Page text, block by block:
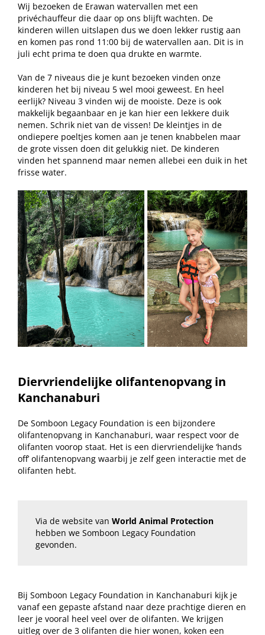
Wij bezoeken de Erawan watervallen met een
privéchauffeur die daar op ons blijft wachten. De
kinderen willen uitslapen dus we doen lekker rustig aan
en komen pas rond 11:00 bij de watervallen aan. Dit is in
juli echt prima te doen qua drukte en warmte.
Van de 7 niveaus die je kunt bezoeken vinden onze
kinderen het bij niveau 5 wel mooi geweest. En heel
eerlijk? Niveau 3 vinden wij de mooiste. Deze is ook
makkelijk begaanbaar en je kan hier een lekkere duik
nemen. Schrik niet van de vissen! De kleintjes in de
ondiepere poeltjes komen aan je tenen knabbelen maar
de grote vissen doen dit gelukkig niet. De kinderen
vinden het spannend maar nemen allebei een duik in het
frisse water.
Diervriendelijke olifantenopvang in
Kanchanaburi
De Somboon Legacy Foundation is een bijzondere
olifantenopvang in Kanchanaburi, waar respect voor de
olifanten voorop staat. Het is een diervriendelijke ‘hands
off’ olifantenopvang waarbij je zelf geen interactie met de
olifanten hebt.
Via de website van World Animal Protection
hebben we Somboon Legacy Foundation
gevonden.
Bij Somboon Legacy Foundation in Kanchanaburi kijk je
vanaf een gepaste afstand naar deze prachtige dieren en
leer je vooral heel veel over de olifanten. We krijgen
uitleg over de 3 olifanten die hier wonen, koken een